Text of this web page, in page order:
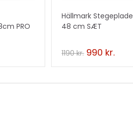
PRO
Hällmark Stegeplade
48 cm SÆT
1190kr. 990 kr.